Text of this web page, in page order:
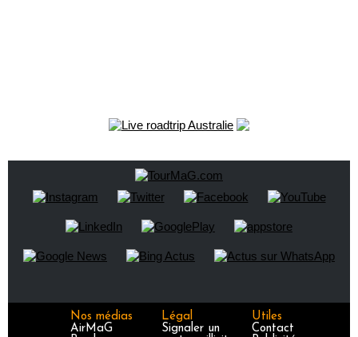
Nos médias
AirMaG
Légal
Signaler un
Utiles
Contact